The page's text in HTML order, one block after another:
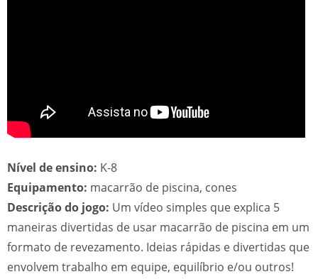
Nível de ensino: K-8
Equipamento: macarrão de piscina, cones
Descrição do jogo: Um vídeo simples que explica 5
maneiras divertidas de usar macarrão de piscina em um
formato de revezamento. Ideias rápidas e divertidas que
envolvem trabalho em equipe, equilíbrio e/ou outros!